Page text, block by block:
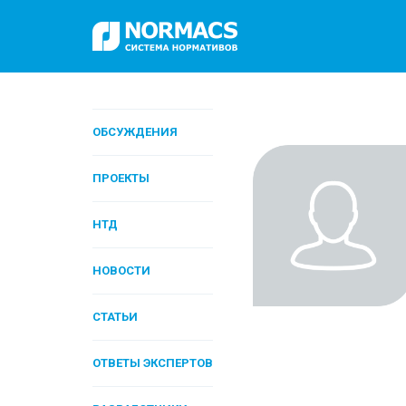
ОБСУЖДЕНИЯ
ПРОЕКТЫ
НТД
НОВОСТИ
СТАТЬИ
ОТВЕТЫ ЭКСПЕРТОВ